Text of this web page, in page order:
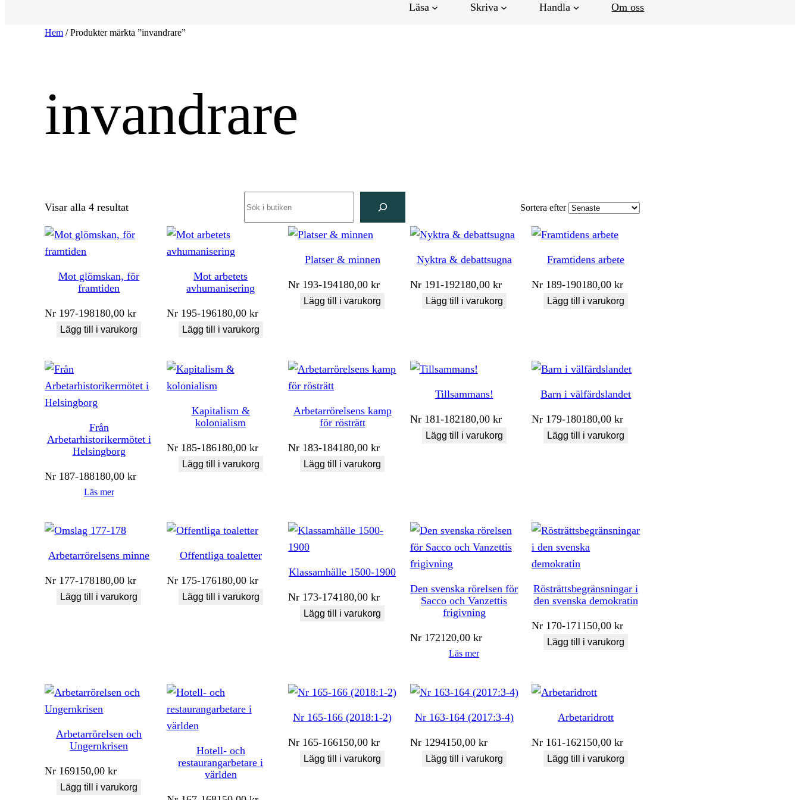
Läsa Skriva Handla Om oss
Hem / Produkter märkta ”invandrare”
invandrare
Visar alla 4 resultatSortera
senaste
Sortera efter
Mot glömskan, för
framtiden
Nr 197-198180,00kr
Lägg till i varukorg
Mot arbetets
avhumanisering
Nr 195-196180,00 kr
Lägg till i varukorg
Platser & minnen
Nr 193-194180,00kr
Lägg till i varukorg
Nyktra & debattsugna
Nr 191-192180,00 kr
Lägg till i varukorg
Framtidens arbete
Nr 189-190180,00kr
Lägg till i varukorg
Från
Arbetarhistorikermötet i
Helsingborg
Nr 187-188180,00kr
Läs mer
Kapitalism &
kolonialism
Nr 185-186180,00 kr
Lägg till i varukorg
Arbetarrörelsens kamp
för rösträtt
Nr 183-184180,00kr
Lägg till i varukorg
Tillsammans!
Nr 181-182180,00 kr
Lägg till i varukorg
Barn i välfärdslandet
Nr 179-180180,00kr
Lägg till i varukorg
Arbetarrörelsens minne
Nr 177-178180,00kr
Lägg till i varukorg
Offentliga toaletter
Nr 175-176180,00 kr
Lägg till i varukorg
Klassamhälle 1500-1900
Nr 173-174180,00kr
Lägg till i varukorg
Den svenska rörelsen för
Sacco och Vanzettis
frigivning
Nr 172120,00 kr
Läs mer
Rösträttsbegränsningar i
den svenska demokratin
Nr 170-171150,00kr
Lägg till i varukorg
Arbetarrörelsen och
Ungernkrisen
Nr 169150,00kr
Lägg till i varukorg
Hotell- och
restaurangarbetare i
världen
Nr 165-166 (2018:1-2)
Nr 165-166150,00kr
Lägg till i varukorg
Nr 163-164 (2017:3-4)
Nr 1294150,00 kr
Lägg till i varukorg
Arbetaridrott
Nr 161-162150,00kr
Lägg till i varukorg